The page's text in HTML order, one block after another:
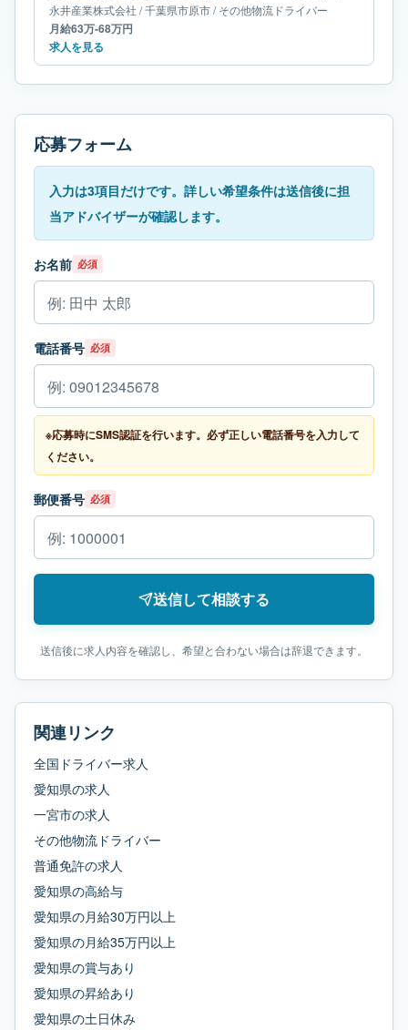
永井産業株式会社 /千葉県市原市/その他物流ドライバー
月給63万-68万円
求人を見る
応募フォーム
入力は3項目だけです。詳しい希望条件は送信後に担
当アドバイザーが確認します。
お名前 必須
電話番号 必須
※応募時にSMS認証を行います。必ず正しい電話番号を入力して
ください。
郵便番号 必須
送信して相談する
送信後に求人内容を確認し、希望と合わない場合は辞退できます。
関連リンク
全国ドライバー求人
愛知県の求人
一宮市の求人
その他物流ドライバー
普通免許の求人
愛知県の高給与
愛知県の月給30万円以上
愛知県の月給35万円以上
愛知県の賞与あり
愛知県の昇給あり
愛知県の土日休み